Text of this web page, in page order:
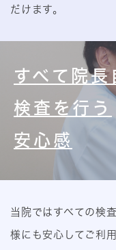
だけます。
すべて院長
検査を行う
安心感
当院ではすべての検
様にも安心してご利